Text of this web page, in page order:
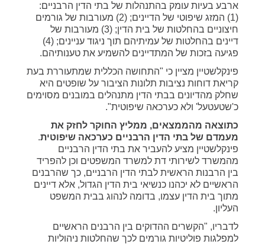
ארבע בעיות עומק בהתנהלות של בתי הדין הרבניים:
(1) המזג שיפוטי של הדיינים; (2) מעורבות של גורמים
חיצוניים בהחלטות של בית הדין; (3) מעורבות של
דיינים בהחלטות של עמיתיהם תוך ניגוד עניינים; (4)
פגיעה בזכות של המתדיינים להשמיע את טענותיהם.
פינקלשטיין מציין כי "התחושה הכללית שמתעוררת בעת
קריאת דוחות נציבות תלונות הציבור על שופטים היא
שחלק מהדיונים בבתי הדין מתנהלים במובנים מסוימים
כ'שטעטעל' ולא כערכאה שיפוטית".
כתוצאה מהממצאים, ממליץ החוקר לחזק את
מעמדם של בתי הדין הרבניים כערכאה שיפוטית.
פינקלשטיין מציע להעביר את בתי הדין הרבניים
מהמשרד לשירותי דת למשרד המשפטים וכן להפריד
בין הרבנות הראשית לבתי הדין הרבניים, כך שהרבנים
הראשיים לא יכהנו כנשיאי בית הדין הגדול, אלא דיינים
מתוך בית הדין עצמו, בדומה לנהוג בבית המשפט
העליון.
לדבריו, "הקשרים ההדוקים בין הרבנים הראשיים
למפלגות פוליטיות גורמים לכך שהחלטות ניהוליות